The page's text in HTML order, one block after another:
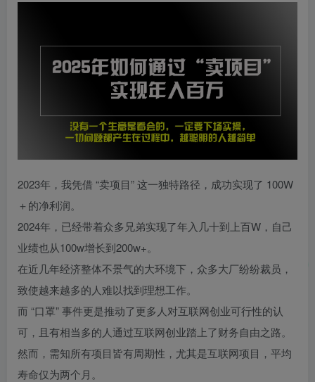
2023年，我凭借 “卖项目” 这一独特路径，成功实现了 100W
＋的净利润。
2024年，已经带着众多兄弟实现了年入几十到上百W，自己
业绩也从100w增长到200w+。
在近几年经济整体不景气的大环境下，众多大厂纷纷裁员，
致使越来越多的人难以找到理想工作。
而 “口罩” 事件更是推动了更多人对互联网创业可行性的认
可，且有相当多的人通过互联网创业踏上了财务自由之路。
然而，需知所有项目皆有周期性，尤其是互联网项目，平均
寿命仅为两个月。